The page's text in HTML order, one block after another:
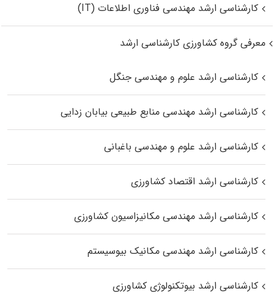
کارشناسی ارشد مهندسی فناوری اطلاعات (IT)
معرفی گروه کشاورزی کارشناسی ارشد
کارشناسی ارشد علوم و مهندسی جنگل
کارشناسی ارشد مهندسی منابع طبیعی بیابان زدایی
کارشناسی ارشد علوم و مهندسی باغبانی
کارشناسی ارشد اقتصاد کشاورزی
کارشناسی ارشد مهندسی مکانیزاسیون کشاورزی
کارشناسی ارشد مهندسی مکانیک بیوسیستم
کارشناسی ارشد بیوتکنولوژی کشاورزی